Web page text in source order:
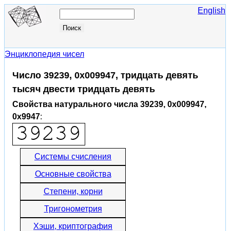
English
Энциклопедия чисел
Число 39239, 0x009947, тридцать девять
тысяч двести тридцать девять
Свойства натурального числа 39239, 0x009947,
0x9947:
Системы счисления
Основные свойства
Степени, корни
Тригонометрия
Хэши, криптография